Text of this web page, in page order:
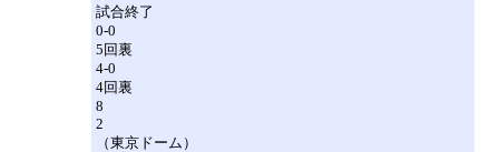
試合終了
0-0
5回裏
4-0
4回裏
8
2
（東京ドーム）